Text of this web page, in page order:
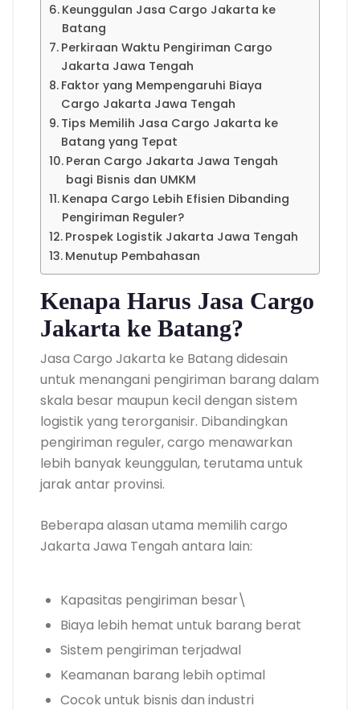
Keunggulan Jasa Cargo Jakarta ke
Batang
Perkiraan Waktu Pengiriman Cargo
Jakarta Jawa Tengah
Faktor yang Mempengaruhi Biaya
Cargo Jakarta Jawa Tengah
Tips Memilih Jasa Cargo Jakarta ke
Batang yang Tepat
Peran Cargo Jakarta Jawa Tengah
bagi Bisnis dan UMKM
Kenapa Cargo Lebih Efisien Dibanding
Pengiriman Reguler?
Prospek Logistik Jakarta Jawa Tengah
Menutup Pembahasan
Kenapa Harus Jasa Cargo
Jakarta ke Batang?
Jasa Cargo Jakarta ke Batang didesain
untuk menangani pengiriman barang dalam
skala besar maupun kecil dengan sistem
logistik yang terorganisir. Dibandingkan
pengiriman reguler, cargo menawarkan
lebih banyak keunggulan, terutama untuk
jarak antar provinsi.
Beberapa alasan utama memilih cargo
Jakarta Jawa Tengah antara lain:
Kapasitas pengiriman besar\
Biaya lebih hemat untuk barang berat
Sistem pengiriman terjadwal
Keamanan barang lebih optimal
Cocok untuk bisnis dan industri